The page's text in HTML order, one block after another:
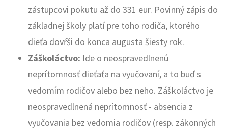
zástupcovi pokutu až do 331 eur. Povinný zápis do
základnej školy platí pre toho rodiča, ktorého
dieťa dovŕši do konca augusta šiesty rok.
Záškoláctvo: Ide o neospravedlnenú
neprítomnosť dieťaťa na vyučovaní, a to buď s
vedomím rodičov alebo bez neho. Záškoláctvo je
neospravedlnená neprítomnosť - absencia z
vyučovania bez vedomia rodičov (resp. zákonných